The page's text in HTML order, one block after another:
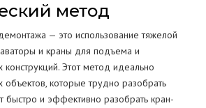
метод
— это использование тяжелой
и краны для подъема и
Этот метод идеально
которые трудно разобрать
быстро и эффективно разобрать кран-